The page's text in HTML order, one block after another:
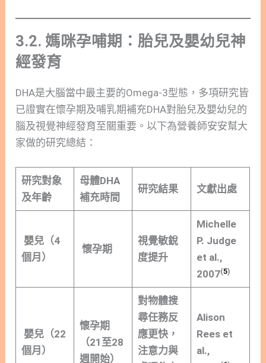
3.2. 媽咪孕哺期：胎兒及嬰幼兒神
經發育
DHA是大腦當中最主要的Omega-3型態，多項研究皆
已證實在懷孕期及哺乳期補充DHA對胎兒及嬰幼兒的
腦及視覺神經發育至關重要。以下為營養師安安幫大
家做的研究總結：
研究對象
及年齡
母體DHA
補充時間
研究結果 文獻出處
嬰兒（4
個月）
懷孕期
視覺敏銳
度提升
Michelle
P. Judge
et al.,
2007(5)
嬰兒（22
個月）
懷孕期
（21至28
週開始）
對物體搜
尋任務反
應更快，
注意力與
Alison
Rees et
al.,